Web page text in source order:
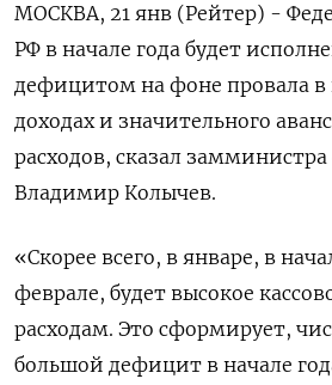
МОСКВА, 21 янв (Рейтер) -
РФ в начале года будет
дефицитом на фоне провала ⁠в
доходах и значительного
расходов, сказал
Владимир Колычев.
«Скорее всего, в январе, в
феврале, будет высокое
расходам. Это сформирует,
большой дефицит в начале